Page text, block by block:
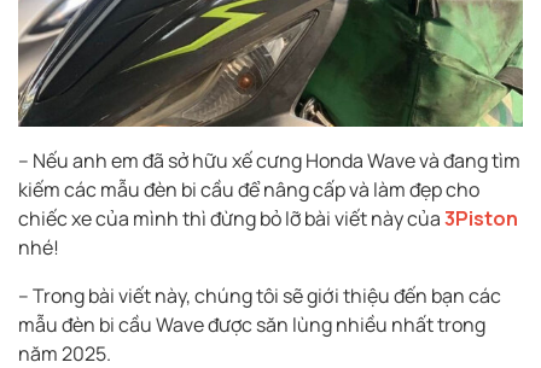
– Nếu anh em đã sở hữu xế cưng Honda Wave và đang tìm
kiếm các mẫu đèn bi cầu để nâng cấp và làm đẹp cho
chiếc xe của mình thì đừng bỏ lỡ bài viết này của3Piston
nhé!
– Trong bài viết này, chúng tôi sẽ giới thiệu đến bạn các
mẫu đèn bi cầu Wave được săn lùng nhiều nhất trong
năm 2025.